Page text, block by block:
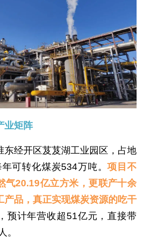
业矩阵
东经开区芨芨湖工业园区，占地
可转化煤炭534万吨。项目不
气20.19亿立方米，更联产十余
产品，真正实现煤炭资源的吃干
预计年营收超51亿元，直接带
。